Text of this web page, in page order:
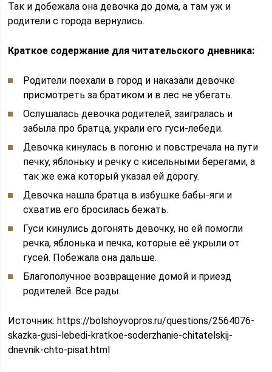
Так и добежала она девочка до дома, а там уж и
родители с города вернулись.
Краткое содержание для читательского дневника:
Родители поехали в город и наказали девочке
присмотреть за братиком и в лес не убегать.
Ослушалась девочка родителей, заигралась и
забыла про братца, украли его гуси-лебеди.
Девочка кинулась в погоню и повстречала на пути
печку, яблоньку и речку с кисельными берегами, а
так же ежа который указал ей дорогу.
Девочка нашла братца в избушке бабы-яги и
схватив его бросилась бежать.
Гуси кинулись догонять девочку, но ей помогли
речка, яблонька и печка, которые её укрыли от
гусей. Побежала она дальше.
Благополучное возвращение домой и приезд
родителей. Все рады.
Источник:https://bolshoyvopros.ru/questions/2564076-
skazka-gusi-lebedi-kratkoe-soderzhanie-chitatelskij-
dnevnik-chto-pisat.html